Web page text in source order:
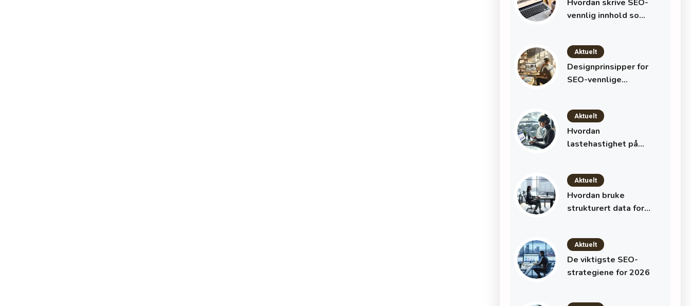
Hvordan skrive SEO-
vennlig innhold som
Aktuelt
Designprinsipper for
SEO-vennlige
brukervennlige sider
Aktuelt
Hvordan
lastehastighet på
Aktuelt
Hvordan bruke
strukturert data for å
Aktuelt
De viktigste SEO-
strategiene for 2026